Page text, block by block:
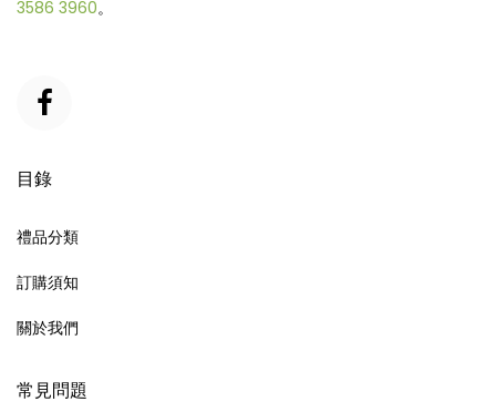
3586 3960。
目錄
禮品分類
訂購須知
關於我們
常見問題